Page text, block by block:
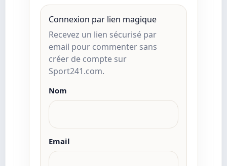
Connexion par lien magique
Recevez un lien sécurisé par
email pour commenter sans
créer de compte sur
Sport241.com.
Nom
Email